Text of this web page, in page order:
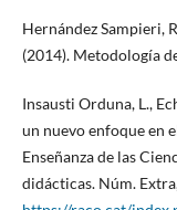
Hernández Sampieri,
(2014). Metodología
Insausti Orduna, L.,
un nuevo enfoque en
Enseñanza de las
didácticas. Núm.